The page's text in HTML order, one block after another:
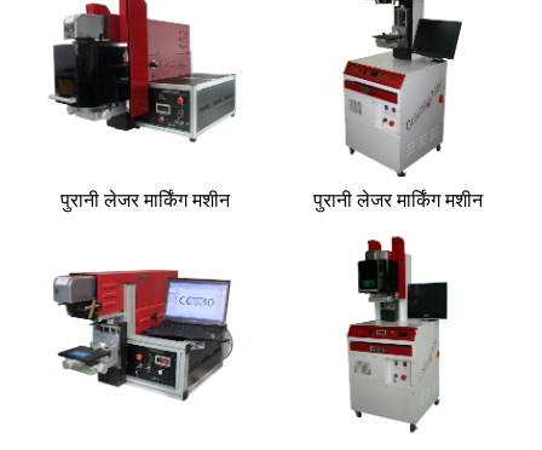
पुरानी लेजर मार्किंग मशीन पुरानी लेजर मार्किंग मशीन